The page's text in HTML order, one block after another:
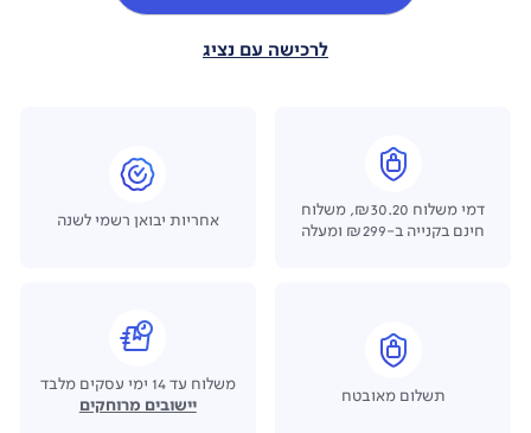
לרכישה עם נציג
דמי משלוח ₪30.20, משלוח
חינם בקנייה ב-₪299 ומעלה
אחריות יבואן רשמי לשנה
תשלום מאובטח
משלוח עד 14 ימי עסקים מלבד
יישובים מרוחקים